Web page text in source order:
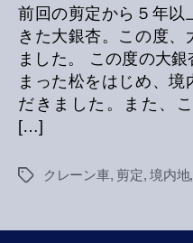
前回の剪定から５年以
きた大銀杏。この度、
ました。 この度の大
まった松をはじめ、境
だきました。また、
[…]
Tags クレーン車, 剪定,境内地,